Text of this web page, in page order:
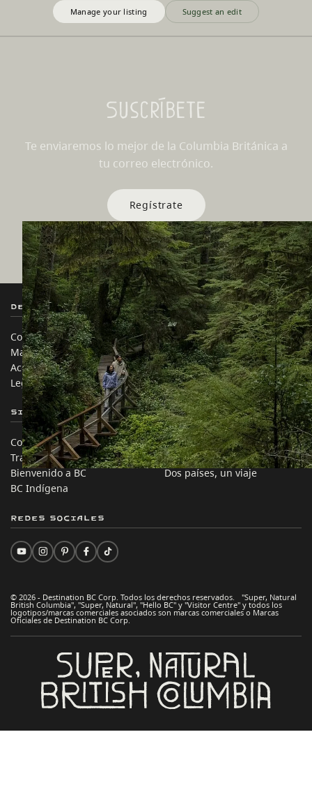
Manage your listing Suggest an edit
Suscríbete
Te enviaremos lo mejor de la Columbia Británica a
tu correo electrónico.
Regístrate
Destination BC
Contáctanos
Mapa del sitio
Acerca de
Legal y Políticas
Nuestros Sitios
Industria de Viajes
Medios
Corporativo
简体中文 – China
Sitios de Socios
Comercio e Inversión BC
Trabaja en BC
Bienvenido a BC
BC Indígena
En este sitio
Ideas de viaje
Consejos Prácticos
Dos países, un viaje
© 2026 - Destination BC Corp. Todos los derechos reservados. "Super, Natural
British Columbia", "Super, Natural", "Hello BC" y "Visitor Centre" y todos los
logotipos/marcas comerciales asociados son marcas comerciales o Marcas
Oficiales de Destination BC Corp.
Redes sociales